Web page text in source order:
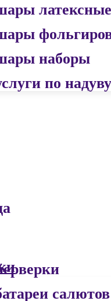
латексные
наборы
по надуву
салютов